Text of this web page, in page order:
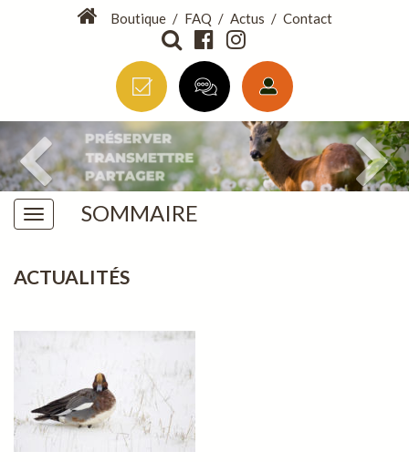
Boutique / FAQ / Actus / Contact
SOMMAIRE
ACTUALITÉS